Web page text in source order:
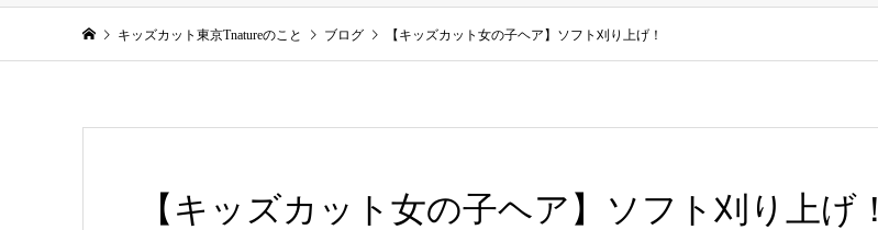
キッズカット東京Tnatureのこと ブログ 【キッズカット女の子ヘア】ソフト刈り上げ！
【キッズカット女の子ヘア】ソフト刈り上げ！